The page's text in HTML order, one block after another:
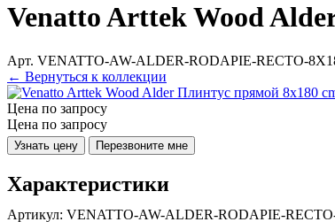
Venatto Arttek Wood
Арт. VENATTO-AW-ALDER-RODAPIE-RECTO-
← Вернуться к коллекции
Цена по запросу
Цена по запросу
Узнать цену Перезвоните мне
Характеристики
Артикул: VENATTO-AW-ALDER-RODAPIE-